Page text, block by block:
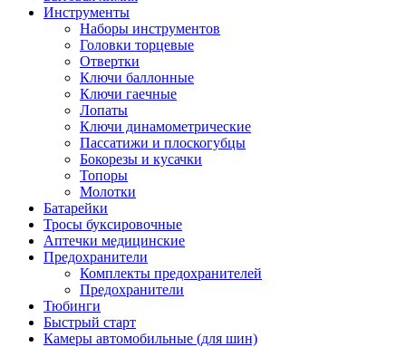
Инструменты
Наборы инструментов
Головки торцевые
Отвертки
Ключи баллонные
Ключи гаечные
Лопаты
Ключи динамометрические
Пассатижи и плоскогубцы
Бокорезы и кусачки
Топоры
Молотки
Батарейки
Тросы буксировочные
Аптечки медицинские
Предохранители
Комплекты предохранителей
Предохранители
Тюбинги
Быстрый старт
Камеры автомобильные (для шин)